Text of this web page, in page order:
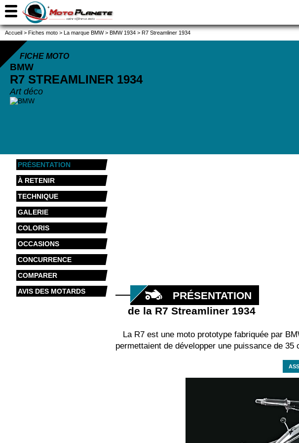
Accueil > Fiches moto > La marque BMW > BMW 1934 > R7 Streamliner 1934
FICHE MOTO
BMW
R7 STREAMLINER 1934
Art déco
PRÉSENTATION
À RETENIR
TECHNIQUE
GALERIE
COLORIS
OCCASIONS
CONCURRENCE
COMPARER
AVIS DES MOTARDS
PRÉSENTATION
de la R7 Streamliner 1934
La R7 est une moto prototype fabriquée par
permettaient de développer une puissance de 35